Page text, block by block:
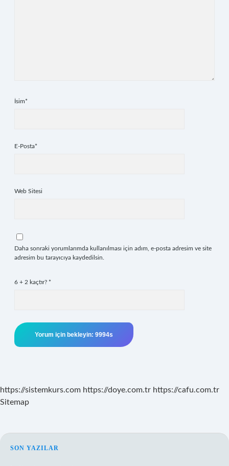
İsim*
E-Posta*
Web Sitesi
Daha sonraki yorumlarımda kullanılması için adım, e-posta adresim ve site
adresim bu tarayıcıya kaydedilsin.
6 + 2 kaçtır? *
https://sistemkurs.com https://doye.com.tr https://cafu.com.tr
Sitemap
SIDEBAR
SON YAZILAR